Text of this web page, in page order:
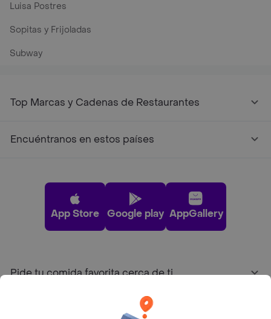
Luisa Postres
Sopitas y Frijoladas
Subway
Top Marcas y Cadenas de Restaurantes
Encuéntranos en estos países
App Store Google play AppGallery
Pide tu comida favorita cerca de ti